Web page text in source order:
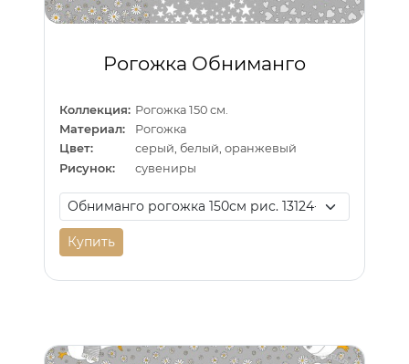
Рогожка Обниманго
Коллекция: Рогожка 150 см.
Материал:
Рогожка
Цвет:
серый, белый, оранжевый
Рисунок:
сувениры
Купить